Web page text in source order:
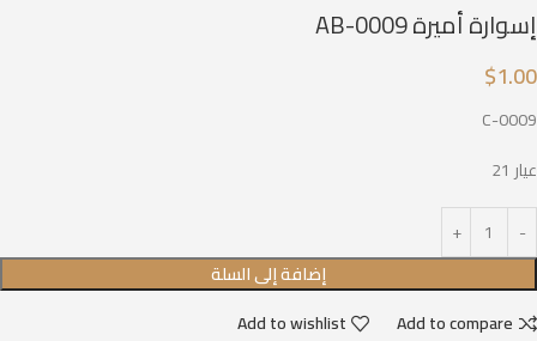
إسوارة أميرة AB-0009
$1.00
C-0009
عيار 21
إضافة إلى السلة
Add to compare
Add to wishlist